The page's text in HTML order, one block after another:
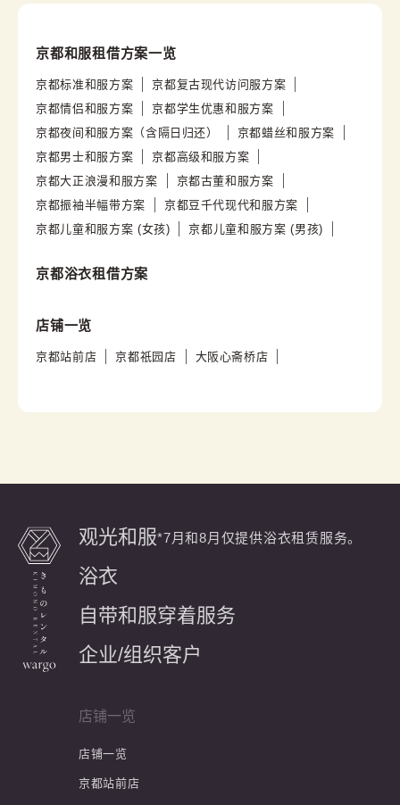
京都和服租借方案一览
京都标准和服方案
京都复古现代访问服方案
京都情侣和服方案
京都学生优惠和服方案
京都夜间和服方案（含隔日归还）
京都蜡丝和服方案
京都男士和服方案
京都高级和服方案
京都大正浪漫和服方案
京都古董和服方案
京都振袖半幅带方案
京都豆千代现代和服方案
京都儿童和服方案 (女孩)
京都儿童和服方案 (男孩)
京都浴衣租借方案
店铺一览
京都站前店 京都祇园店 大阪心斋桥店
观光和服*7月和8月仅提供浴衣租赁服务。
浴衣
自带和服穿着服务
企业/组织客户
店铺一览
店铺一览
京都站前店